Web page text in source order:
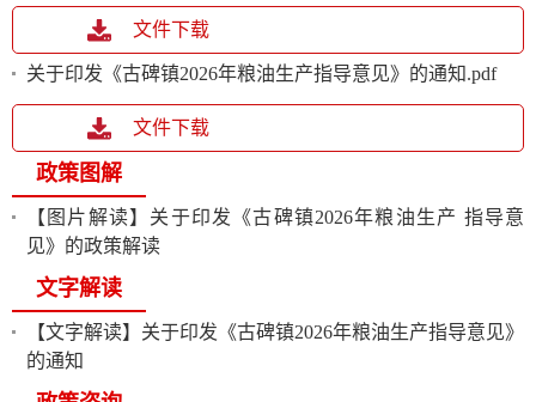
文件下载
关于印发《古碑镇2026年粮油生产指导意见》的通知.pdf
文件下载
政策图解
【图片解读】关于印发《古碑镇2026年粮油生产 指导意
见》的政策解读
文字解读
【文字解读】关于印发《古碑镇2026年粮油生产指导意见》
的通知